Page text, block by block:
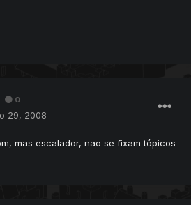
0
29, 2008
mas escalador, nao se fixam tópicos